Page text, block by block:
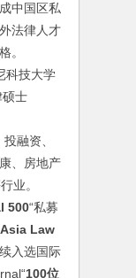
中国区私
法律人才
。
科技大学
硕士
融资、
、房地产
业。
500“私募
Asia Law
入选国际
100位